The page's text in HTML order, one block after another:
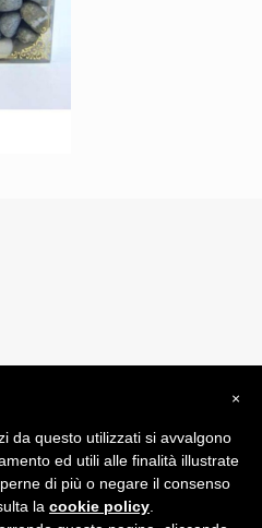
su Misura srl
- Terms and Conditions
×
da questo utilizzati si avvalgono
ed utili alle finalità illustrate
di più o negare il consenso
la cookie policy